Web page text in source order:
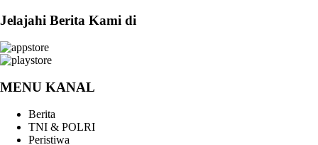
Jelajahi Berita Kami di
MENU KANAL
Berita
TNI & POLRI
Peristiwa